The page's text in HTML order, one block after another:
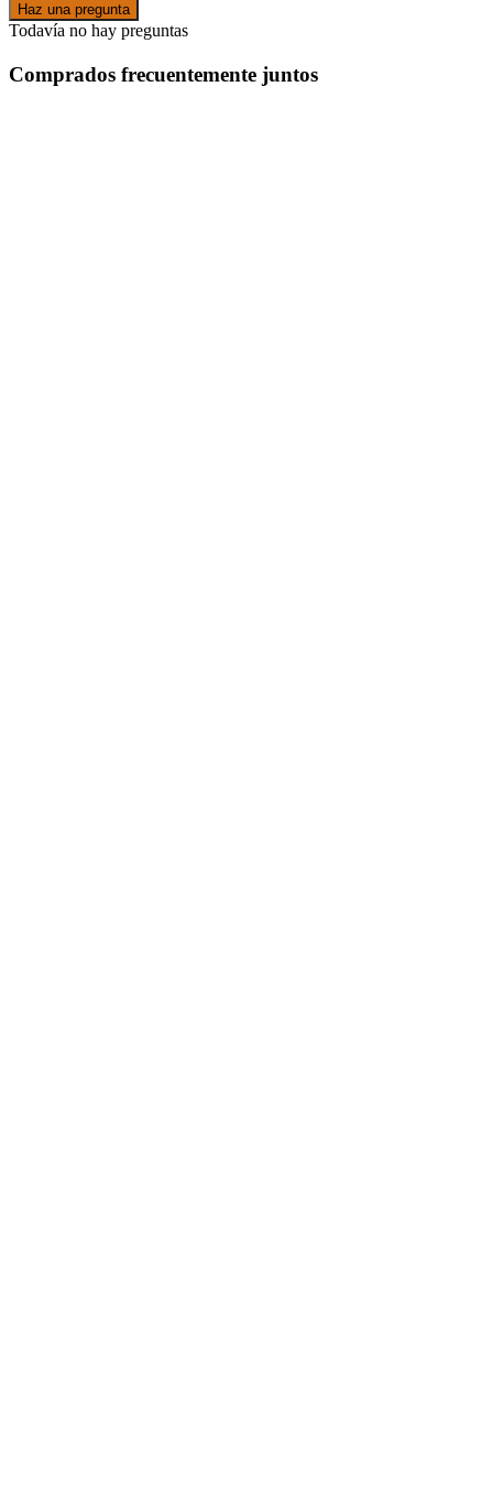
Haz una pregunta
Todavía no hay preguntas
Comprados frecuentemente juntos